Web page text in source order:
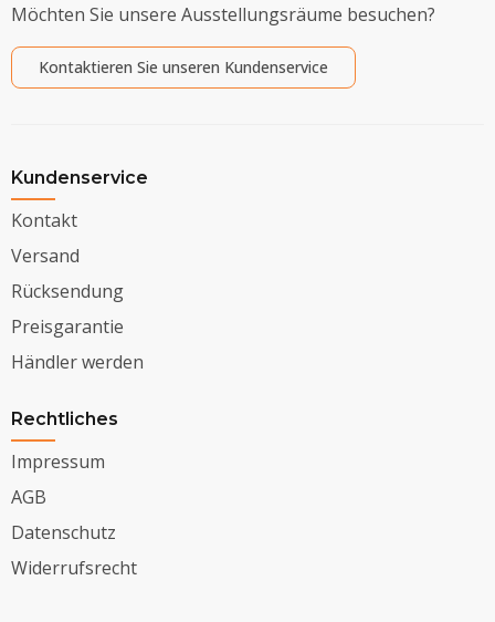
Möchten Sie unsere Ausstellungsräume besuchen?
Kontaktieren Sie unseren Kundenservice
Kundenservice
Kontakt
Versand
Rücksendung
Preisgarantie
Händler werden
Rechtliches
Impressum
AGB
Datenschutz
Widerrufsrecht